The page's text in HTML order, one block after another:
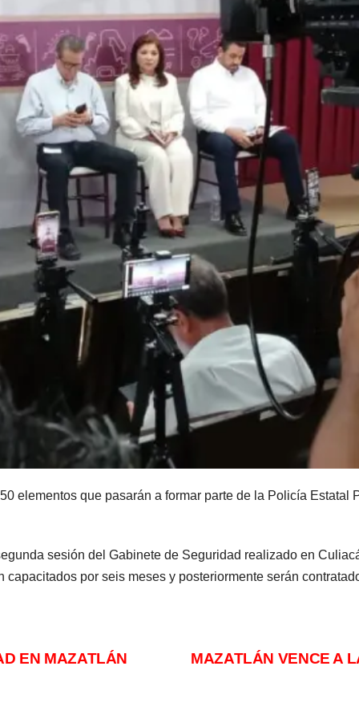
elementos que pasarán a formar parte de la Policía
sesión del Gabinete de Seguridad realizado en
por seis meses y posteriormente serán
MAZATLÁN VENCE A
EN MAZATLÁN